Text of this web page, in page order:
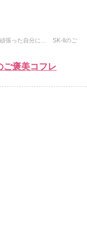
頑張った自分に… SK-IIのご
褒美コフレ